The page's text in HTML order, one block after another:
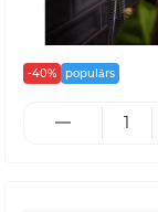
-40% populārs